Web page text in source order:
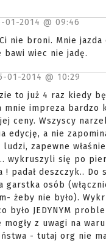
01-2014 @ 09:46
nie broni. Mnie
bawi wiec nie jadę.
01-2014 @ 10:29
to już 4 raz kiedy
mnie impreza bardzo
ceny. Wszyscy
edycję, a nie
ludzi, zapewne
wykruszyli się po
! padał deszczyk.. Do
garstka osób
żeby nie było).
było JEDYNYM
mogły z uwagi na
- tutaj org nie